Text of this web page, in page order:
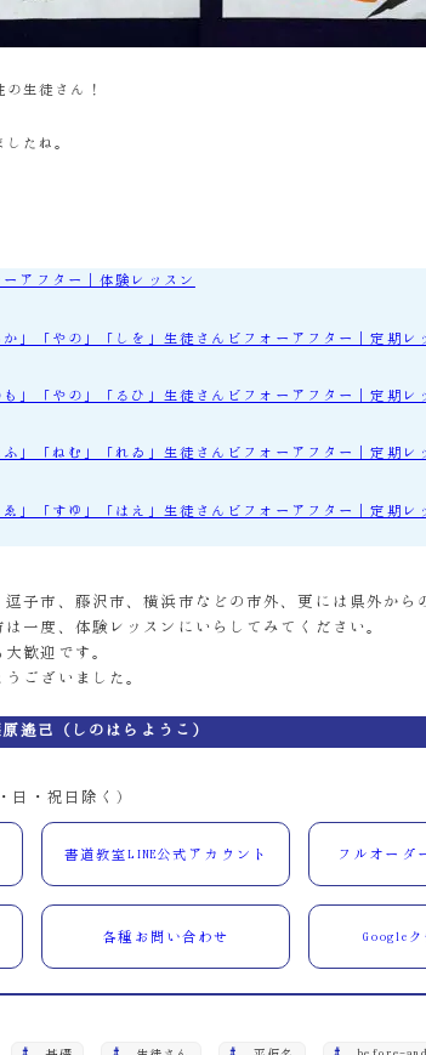
生徒さん！
たね。
アフター｜体験レッスン
」「やの」「しを」生徒さんビフォーアフター｜定期レ
」「やの」「るひ」生徒さんビフォーアフター｜定期レ
」「ねむ」「れゐ」生徒さんビフォーアフター｜定期レ
」「すゆ」「はえ」生徒さんビフォーアフター｜定期レ
子市、藤沢市、横浜市などの市外、更には県外から
一度、体験レッスンにいらしてみてください。
歓迎です。
ございました。
遙己（しのはらようこ）
日・祝日除く）
書道教室LINE公式アカウント フルオーダ
各種お問い合わせ Google